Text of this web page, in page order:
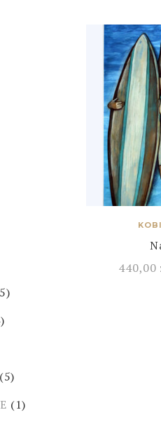
440,00
(5)
(1)